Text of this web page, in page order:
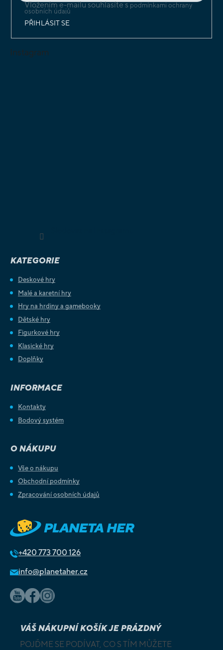
Vložením e-mailu souhlasíte spodmínkami ochrany
osobních údajů
PŘIHLÁSIT SE
Instagram
KATEGORIE
Deskové hry
Malé a karetní hry
Hry na hrdiny a gamebooky
Dětské hry
Figurkové hry
Klasické hry
Doplňky
INFORMACE
Kontakty
Bodový systém
O NÁKUPU
Vše o nákupu
Obchodní podmínky
Zpracování osobních údajů
+420 773 700 126
info@planetaher.cz
VÁŠ NÁKUPNÍ KOŠÍK JE PRÁZDNÝ
POJĎME SE PODÍVAT, CO S TÍM MŮŽETE